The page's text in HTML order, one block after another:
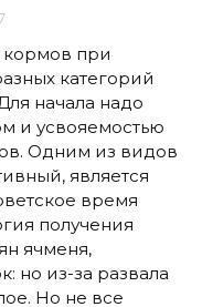
при
категорий
начала надо
и усвояемостью
Одним из видов
является
время
получения
ячменя,
но из-за развала
Но не все